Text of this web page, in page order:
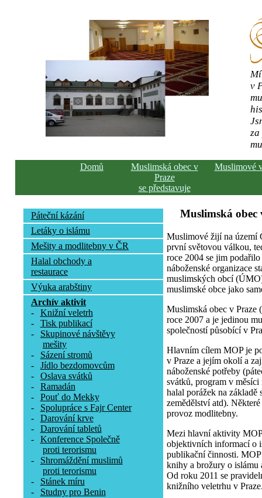
v
Domů
Muslimská obec v
Praze
se představuje
Muslimové
Páteční kázání
Letáky o islámu
Mešity a modlitebny v ČR
Halal obchody a
restaurace
Výuka arabštiny
Archív aktivit
-
Knižní veletrh
-
Tisk publikací
-
Skupinové návštěvy
mešity
-
Sázení stromů
-
Jídlo bezdomovcům
-
Oslava svátků
-
Ramadán
-
Pouť do Mekky
-
Spolupráce s Fajr Center
-
Darování krve
-
Darování tabletů
-
Konference Společně
proti terorismu
-
Shromáždění muslimů
proti terorismu
-
Stánek míru
-
Studny pro Benin
Muslimská obec
Muslimové žijí na území
první světovou válkou,
roce 2004 se jim
náboženské organizace
muslimských obcí
muslimské obce jako
Muslimská obec v Praze
roce 2007 a je jedinou
společností působící v
Hlavním cílem MOP je
v Praze a jejím okolí a
náboženské potřeby
svátků, program v
halal porážek na základě
zemědělství atd).
provoz modlitebny.
Mezi hlavní aktivity
objektivních informací o
publikační činnosti.
knihy a brožury o islámu
Od roku 2011 se
knižního veletrhu v